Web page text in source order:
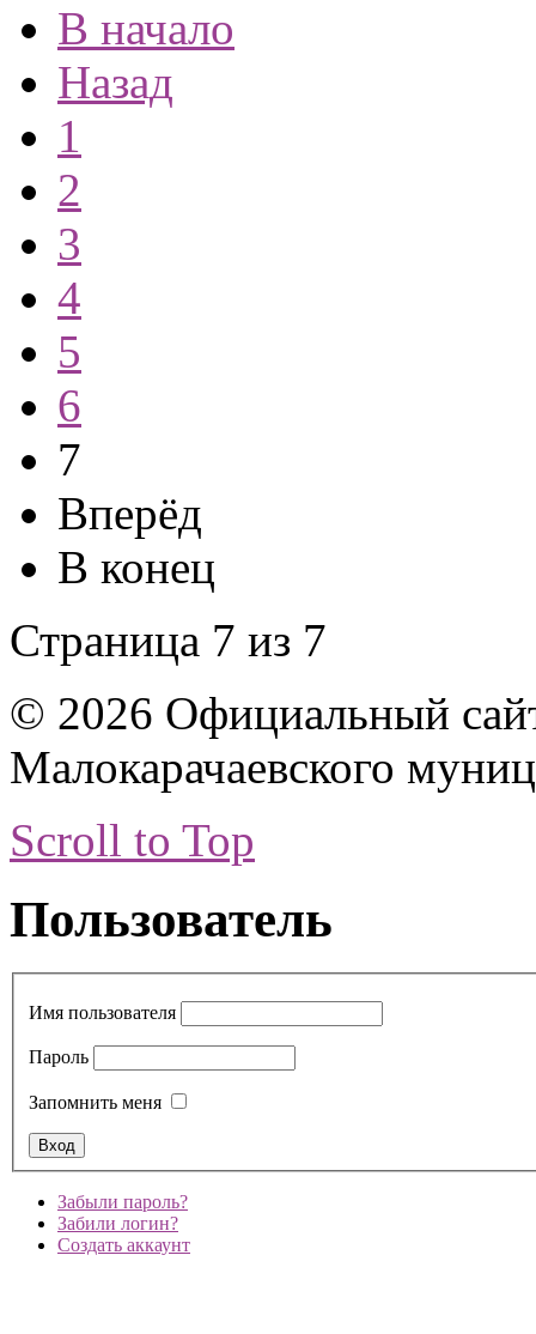
В начало
Назад
1
2
3
4
5
6
7
Вперёд
В конец
Страница 7 из 7
© 2026 Официальный
Малокарачаевского
Scroll to Top
Пользователь
Имя пользователя
Пароль
Запомнить меня
Забыли пароль?
Забили логин?
Создать аккаунт